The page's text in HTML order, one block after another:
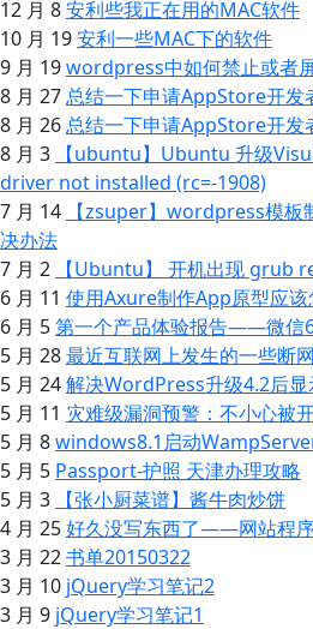
12 月 8安利些我正在用的MAC软件
10 月 19安利一些MAC下的软件
9 月 19wordpress中如何禁止或者
8 月 27总结一下申请AppStore开发
8 月 26总结一下申请AppStore开发
8 月 3
【ubuntu】Ubuntu 升级
driver not installed (rc=-1908)
7 月 14
【zsuper】wordpress模板
决办法
7 月 2
【Ubuntu】 开机出现 grub
6 月 11 使用Axure制作App原型应该
6 月 5第一个产品体验报告——微信
5 月 28最近互联网上发生的一些断
5 月 24解决WordPress升级4.2后
5 月 11 灾难级漏洞预警：不小心被
5 月 8windows8.1启动
5 月 5 Passport-护照 天津办理攻略
5 月 3
【张小厨菜谱】酱牛肉炒饼
4 月 25好久没写东西了——网站程
3 月 22书单20150322
3 月 10 jQuery学习笔记2
3 月 9 jQuery学习笔记1